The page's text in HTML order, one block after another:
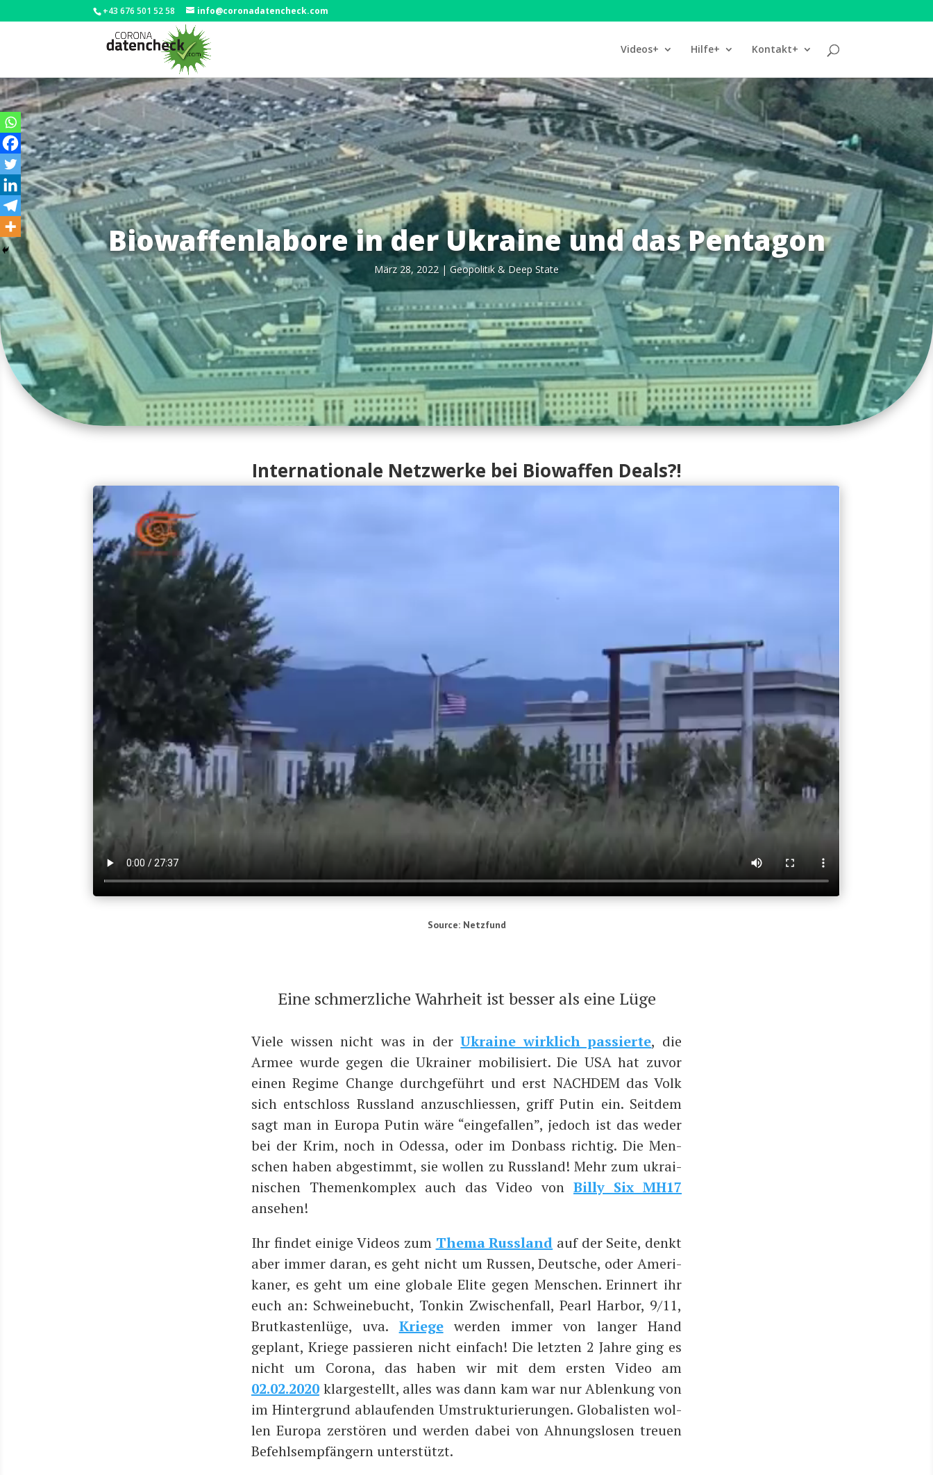
+43 676 501 52 58 info@coronadatencheck.com
Videos+ Hilfe+ Kontakt+
Biowaffenlabore in der Ukraine und das Pentagon
März 28, 2022 | Geo­po­li­tik & Deep State
Internationale Netzwerke bei Biowaffen Deals?!
Source: Netz­fund
Eine schmerz­li­che Wahr­heit ist bes­ser als eine Lüge
Vie­le wis­sen nicht was in derUkrai­ne wirk­lich pas­sier­te, die
Armee wur­de gegen die Ukrai­ner mobi­li­siert. Die USA hat zuvor
einen Regime Chan­ge durch­ge­führt und erst NACHDEM das Volk
sich ent­schloss Russ­land anzu­schlies­sen, griff Putin ein. Seit­dem
sagt man in Euro­pa Putin wäre “ein­ge­fal­len”, jedoch ist das weder
bei der Krim, noch in Odes­sa, oder im Don­bass rich­tig. Die Men­
schen haben abge­stimmt, sie wol­len zu Russ­land! Mehr zum ukrai­
ni­schen The­men­kom­plex auch das Video von Bil­ly Six MH17
ansehen!
Ihr fin­det eini­ge Vide­os zum The­ma Russ­land auf der Sei­te, denkt
aber immer dar­an, es geht nicht um Rus­sen, Deut­sche, oder Ame­ri­
ka­ner, es geht um eine glo­ba­le Eli­te gegen Men­schen. Erin­nert ihr
euch an: Schwei­ne­bucht, Ton­kin Zwi­schen­fall, Pearl Har­bor, 9/11,
Brut­kas­ten­lü­ge, uva. Krie­gewer­den immer von lan­ger Hand
geplant, Krie­ge pas­sie­ren nicht ein­fach! Die letz­ten 2 Jah­re ging es
nicht um Coro­na, das haben wir mit dem ers­ten Video am
02.02.2020 klar­ge­stellt, alles was dann kam war nur Ablen­kung von
im Hin­ter­grund ablau­fen­den Umstruk­tu­rie­run­gen. Glo­ba­lis­ten wol­
len Euro­pa zer­stö­ren und wer­den dabei von Ahnungs­lo­sen treu­en
Befehls­emp­fän­gern unterstützt.